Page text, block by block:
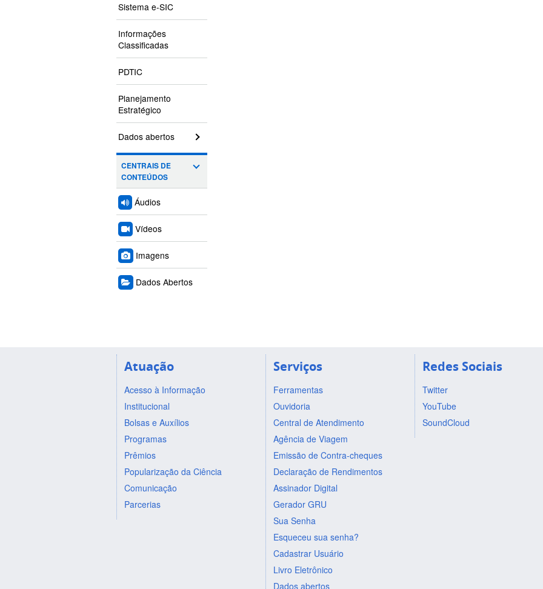
Sistema e-SIC
Informações
Classificadas
PDTIC
Planejamento
Estratégico
Dados abertos
CENTRAIS DE
CONTEÚDOS
Áudios
Vídeos
Imagens
Dados Abertos
Atuação
Acesso à Informação
Institucional
Bolsas e Auxílios
Programas
Prêmios
Popularização da Ciência
Comunicação
Parcerias
Serviços
Ferramentas
Ouvidoria
Central de Atendimento
Agência de Viagem
Emissão de Contra-cheques
Declaração de Rendimentos
Assinador Digital
Gerador GRU
Sua Senha
Esqueceu sua senha?
Cadastrar Usuário
Livro Eletrônico
Dados abertos
Redes Sociais
Twitter
YouTube
SoundCloud